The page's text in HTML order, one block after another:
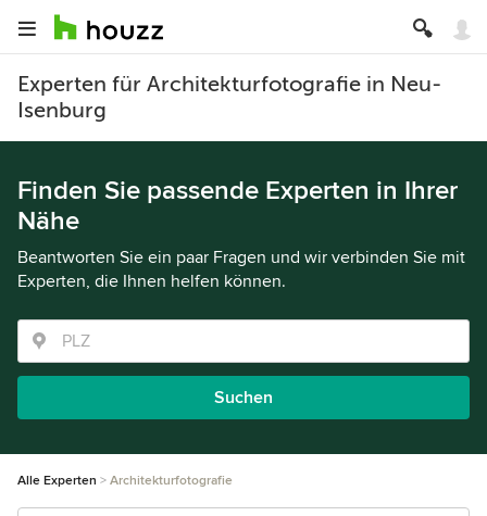
Experten für Architekturfotografie in Neu-
Isenburg
Finden Sie passende Experten in Ihrer
Nähe
Beantworten Sie ein paar Fragen und wir verbinden Sie mit
Experten, die Ihnen helfen können.
Suchen
Alle Experten Architekturfotografie